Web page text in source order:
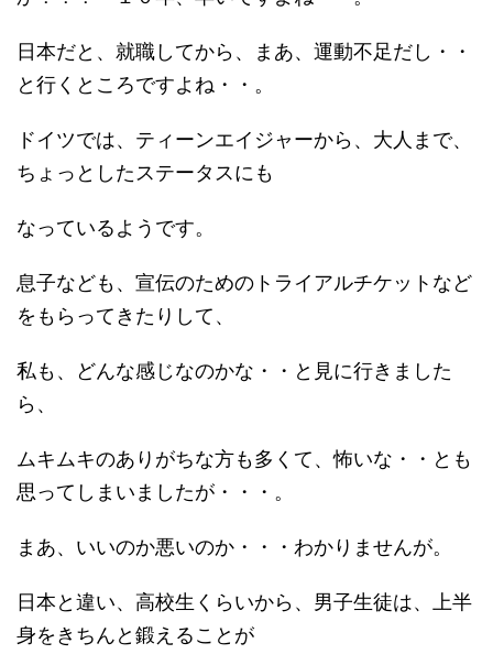
日本だと、就職してから、まあ、運動不足だし・・
と行くところですよね・・。
ドイツでは、ティーンエイジャーから、大人まで、
ちょっとしたステータスにも
なっているようです。
息子なども、宣伝のためのトライアルチケットなど
をもらってきたりして、
私も、どんな感じなのかな・・と見に行きました
ら、
ムキムキのありがちな方も多くて、怖いな・・とも
思ってしまいましたが・・・。
まあ、いいのか悪いのか・・・わかりませんが。
日本と違い、高校生くらいから、男子生徒は、上半
身をきちんと鍛えることが